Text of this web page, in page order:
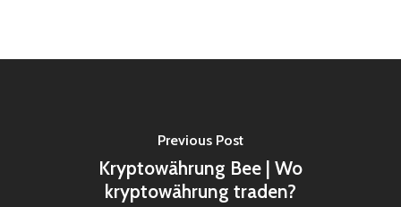
Previous Post
Kryptowährung Bee | Wo
kryptowährung traden?